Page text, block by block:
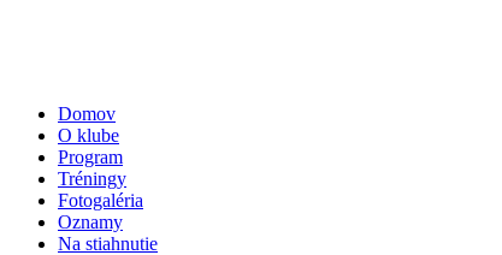
Domov
O klube
Program
Tréningy
Fotogaléria
Oznamy
Na stiahnutie